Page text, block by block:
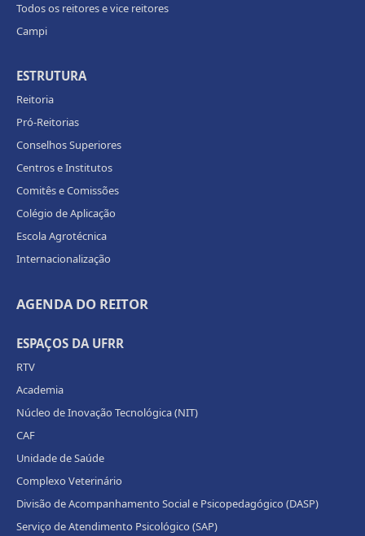
Todos os reitores e vice reitores
Campi
ESTRUTURA
Reitoria
Pró-Reitorias
Conselhos Superiores
Centros e Institutos
Comitês e Comissões
Colégio de Aplicação
Escola Agrotécnica
Internacionalização
AGENDA DO REITOR
ESPAÇOS DA UFRR
RTV
Academia
Núcleo de Inovação Tecnológica (NIT)
CAF
Unidade de Saúde
Complexo Veterinário
Divisão de Acompanhamento Social e Psicopedagógico (DASP)
Serviço de Atendimento Psicológico (SAP)